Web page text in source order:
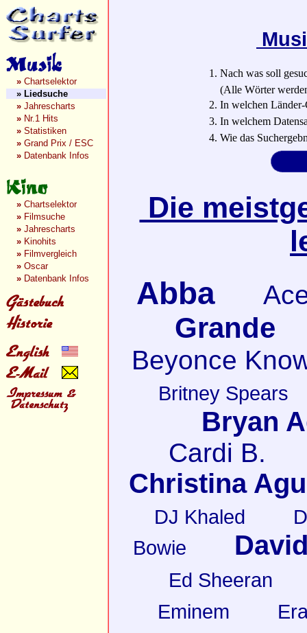
» Chartselektor
» Liedsuche
» Jahrescharts
» Nr.1 Hits
» Statistiken
» Grand Prix / ESC
» Datenbank Infos
» Chartselektor
» Filmsuche
» Jahrescharts
» Kinohits
» Filmvergleich
» Oscar
» Datenbank Infos
1. Nach was soll
(Alle Wörter
2. In welchen Länder-
3. In welchem
4. Wie das
Die
Abba
Grande
Beyonce
Britney Spears
Bryan
Cardi B.
Christina
DJ Khaled
Bowie
Ed Sheeran
Eminem